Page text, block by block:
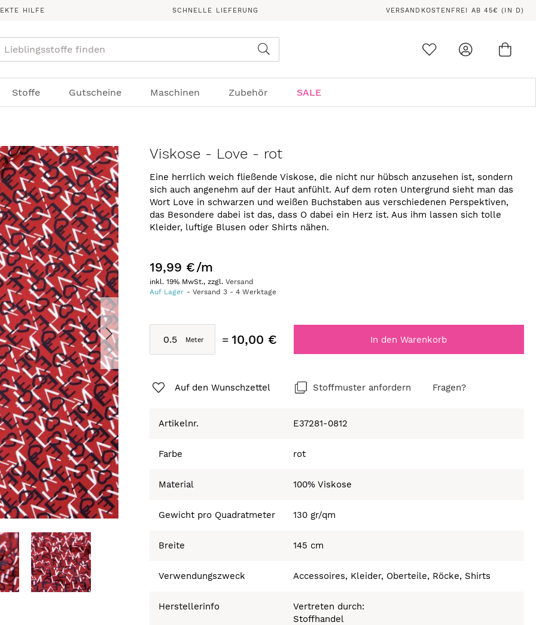
HILFE SCHNELLE LIEFERUNG VERSANDKOSTENFREI AB 45€ (IN D)
Stoffe Gutscheine Maschinen Zubehör SALE
Viskose - Love - rot
Eine herrlich weich fließende Viskose, die nicht nur hübsch anzusehen ist, sondern
sich auch angenehm auf der Haut anfühlt. Auf dem roten Untergrund sieht man das
Wort Love in schwarzen und weißen Buchstaben aus verschiedenen Perspektiven,
das Besondere dabei ist das, dass O dabei ein Herz ist. Aus ihm lassen sich tolle
Kleider, luftige Blusen oder Shirts nähen.
19,99 €/m
inkl. 19% MwSt., zzgl.Versand
Auf Lager
Versand3 -4 Werktage
10,00 € In den Warenkorb
Auf den Wunschzettel Stoffmuster anfordern Fragen?
Artikelnr. E37281-0812
Farbe rot
Material 100% Viskose
Gewicht pro Quadratmeter 130 gr/qm
Breite 145 cm
Verwendungszweck Accessoires, Kleider, Oberteile, Röcke, Shirts
Herstellerinfo
Vertreten durch:
Stoffhandel